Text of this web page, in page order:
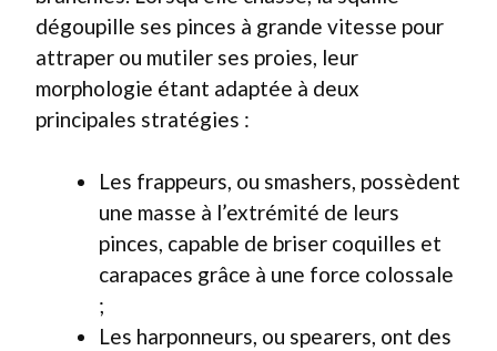
dégoupille ses pinces à grande vitesse pour
attraper ou mutiler ses proies, leur
morphologie étant adaptée à deux
principales stratégies :
Les frappeurs, ou smashers, possèdent
une masse à l’extrémité de leurs
pinces, capable de briser coquilles et
carapaces grâce à une force colossale
;
Les harponneurs, ou spearers, ont des